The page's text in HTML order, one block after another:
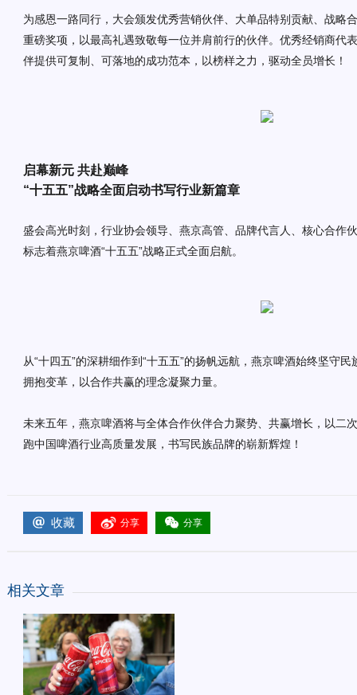
为感恩一路同行，大会颁发优秀营销伙伴、大单品特别贡献、战略
重磅奖项，以最高礼遇致敬每一位并肩前行的伙伴。优秀经销商代
伴提供可复制、可落地的成功范本，以榜样之力，驱动全员增长！
启幕新元 共赴巅峰
“十五五”战略全面启动书写行业新篇章
盛会高光时刻 ， 行业协会领导、燕京高管、品牌代言人、核心合作
标志着燕京啤酒“十五五”战略正式全面启航。
从“十四五”的深耕细作到“十五五”的扬帆远航，燕京啤酒始终坚守
拥抱变革，以合作共赢的理念凝聚力量。
未来五年，燕京啤酒将与全体合作伙伴合力聚势、共赢增长，以二
跑中国啤酒行业高质量发展，书写民族品牌的崭新辉煌！
收藏 分享 分享
相关文章